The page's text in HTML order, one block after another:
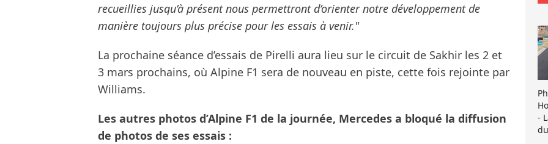
recueillies jusqu’à présent nous permettront d’orienter notre développement de
manière toujours plus précise pour les essais à venir."
La prochaine séance d’essais de Pirelli aura lieu sur le circuit de Sakhir les 2 et
3 mars prochains, où Alpine F1 sera de nouveau en piste, cette fois rejointe par
Williams.
Les autres photos d’Alpine F1 de la journée, Mercedes a bloqué la diffusion
de photos de ses essais :
-